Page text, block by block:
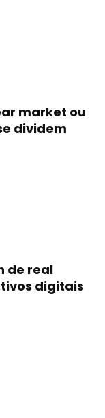
market ou
dividem
de real
digitais